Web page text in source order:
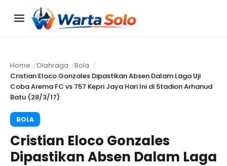
Menu
Home Olahraga
Bola
Cristian Eloco Gonzales Dipastikan Absen Dalam Laga Uji
Coba Arema FC vs 757 Kepri Jaya Hari Ini di Stadion Arhanud
Batu (28/3/17)
BOLA
Cristian Eloco Gonzales
Dipastikan Absen Dalam Laga